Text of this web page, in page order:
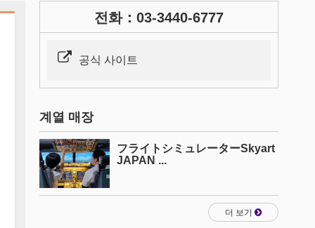
전화：03-3440-6777
공식 사이트
계열 매장
フライトシミュレーターSkyart
JAPAN ...
더 보기